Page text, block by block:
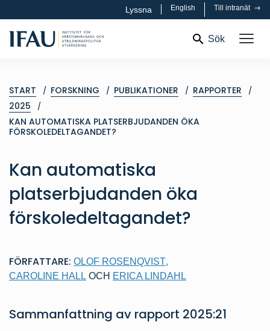
Lyssna English Till intranät
Sök
START FORSKNING PUBLIKATIONER
RAPPORTER
2025
KAN AUTOMATISKA PLATSERBJUDANDEN ÖKA
FÖRSKOLEDELTAGANDET?
Kan automatiska
platserbjudanden öka
förskoledeltagandet?
FÖRFATTARE: OLOF ROSENQVIST,
CAROLINE HALL OCH ERICA LINDAHL
Sammanfattning av rapport 2025:21